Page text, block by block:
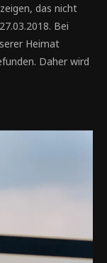
das nicht
Bei
Heimat
Daher wird